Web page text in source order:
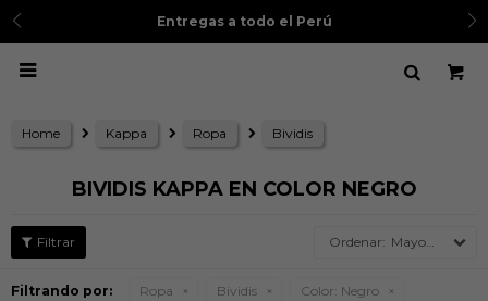
Entregas a todo el Perú

Home Kappa Ropa Bividis
BIVIDIS KAPPA EN COLOR NEGRO
Mayor precio
Filtrando por: Ropa Bividis Color: Negro